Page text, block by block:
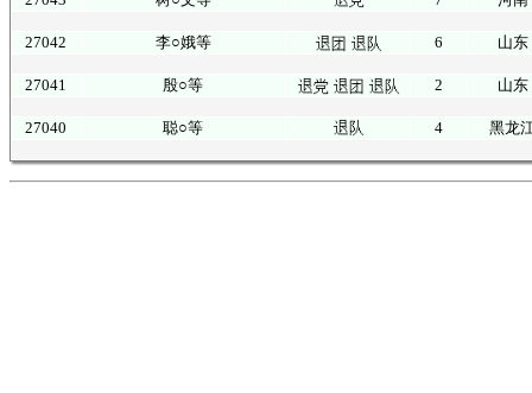
27042 李○娥等 6 山东
27041 殷○等 2 山东
27040 聪○等 4 黑龙